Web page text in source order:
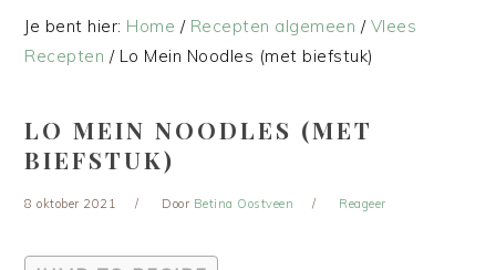
Je bent hier: Home / Recepten algemeen / Vlees
Recepten /Lo Mein Noodles (met biefstuk)
LO MEIN NOODLES (MET
BIEFSTUK)
8 oktober 2021 Door Betina Oostveen Reageer